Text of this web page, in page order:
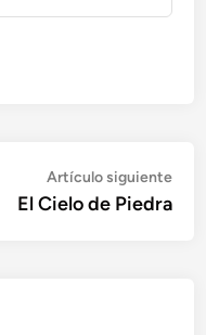
Artículo siguiente
El Cielo de Piedra